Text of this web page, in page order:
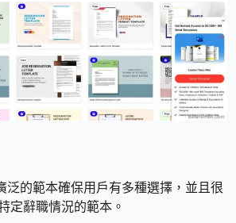
泛的範本確保用戶有多種選擇，並且很
定辭職情況的範本。